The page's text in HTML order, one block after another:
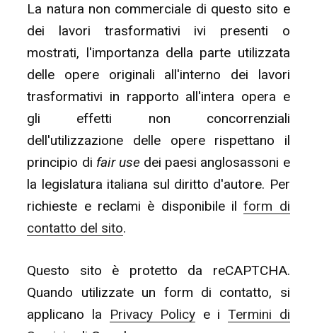
La natura non commerciale di questo sito e
dei lavori trasformativi ivi presenti o
mostrati, l'importanza della parte utilizzata
delle opere originali all'interno dei lavori
trasformativi in rapporto all'intera opera e
gli effetti non concorrenziali
dell'utilizzazione delle opere rispettano il
principio di fair usedei paesi anglosassoni e
la legislatura italiana sul diritto d'autore. Per
richieste e reclami è disponibile ilform di
contatto del sito.
Questo sito è protetto da reCAPTCHA.
Quando utilizzate un form di contatto, si
applicano la
Privacy Policy e iTermini di